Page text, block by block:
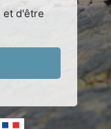
et d'être